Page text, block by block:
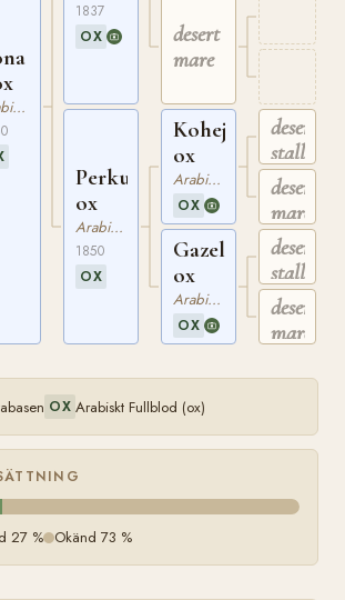
Arabiskt Fullblod
1837
OX
Perkula
ox
Arabiskt Fullblod
1850
OX
desert
mare
Kohejlan
ox
Arabiskt Fullblod
OX
Gazella
ox
Arabiskt Fullblod
OX
desert
stallion
desert
mare
desert
stallion
desert
mare
OX Arabiskt Fullblod (ox)
27 % Okänd 73 %